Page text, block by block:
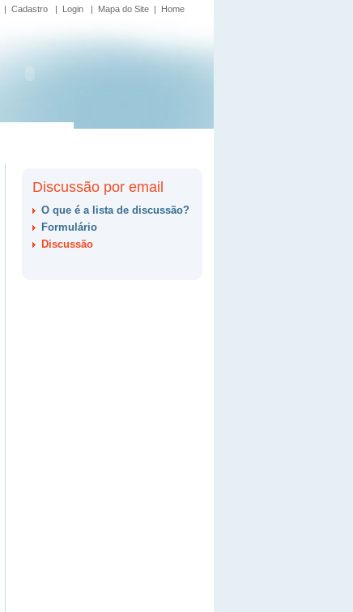
| Cadastro | Login | Mapa do Site | Home
Discussão por email
O que é a lista de discussão?
Formulário
Discussão